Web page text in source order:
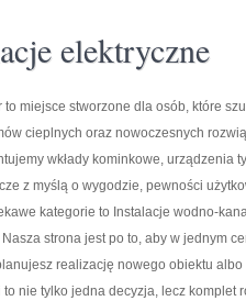
elektryczne
to miejsce stworzone dla osób, które
cieplnych oraz nowoczesnych
wkłady kominkowe, urządzenia
z myślą o wygodzie, pewności
kategorie to Instalacje wodno-
strona jest po to, aby w jednym
realizację nowego obiektu
nie tylko jedna decyzja, lecz komplet